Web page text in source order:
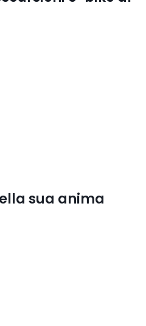
sua anima